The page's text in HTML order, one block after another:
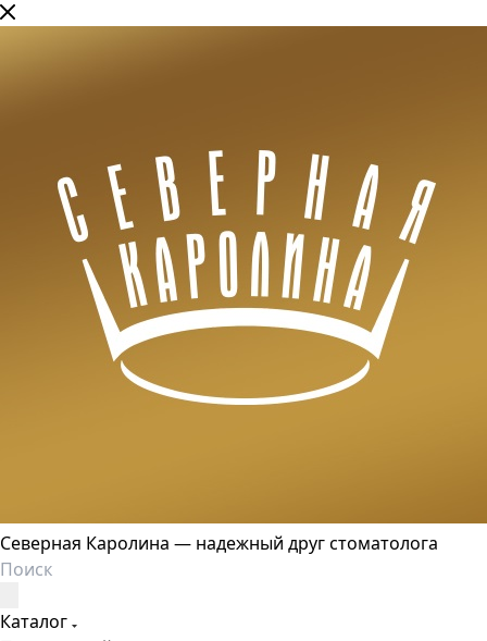
Северная Каролина — надежный друг стоматолога
Каталог